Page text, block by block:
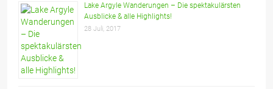
Lake Argyle Wanderungen – Die spektakulärsten
Ausblicke & alle Highlights!
28 Juli, 2017